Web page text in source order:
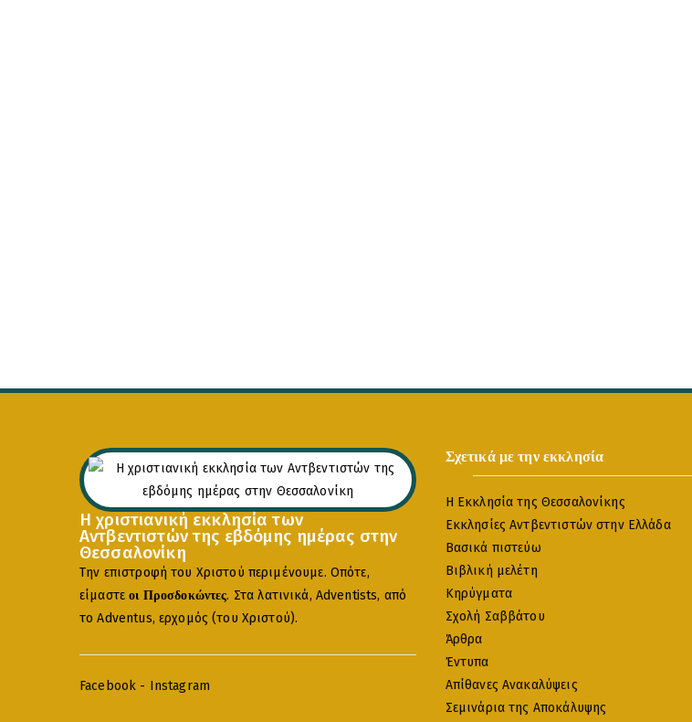
Η χριστιανική εκκλησία των
Αντβεντιστών της εβδόμης ημέρας στην
Θεσσαλονίκη
Την επιστροφή του Χριστού περιμένουμε. Οπότε,
είμαστεοι Προσδοκώντες. Στα λατινικά, Adventists, από
το Adventus, ερχομός (του Χριστού).
Facebook - Instagram
Σχετικά με την εκκλησία
Η Εκκλησία της Θεσσαλονίκης
Εκκλησίες Αντβεντιστών στην Ελλάδα
Βασικά πιστεύω
Βιβλική μελέτη
Κηρύγματα
Σχολή Σαββάτου
Άρθρα
Έντυπα
Απίθανες Ανακαλύψεις
Σεμινάρια της Αποκάλυψης